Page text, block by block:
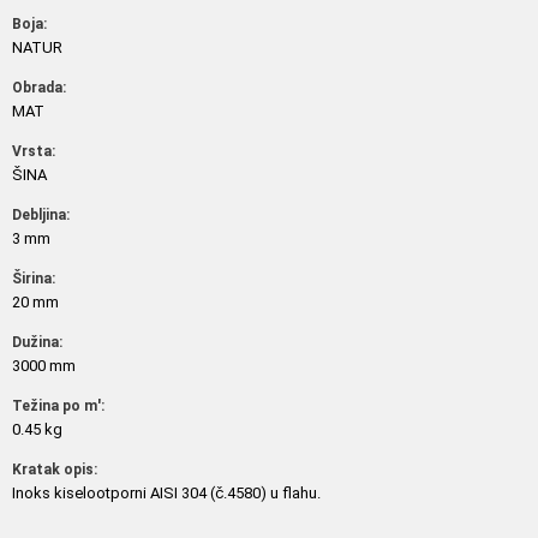
Boja:
NATUR
Obrada:
MAT
Vrsta:
ŠINA
Debljina:
3 mm
Širina:
20 mm
Dužina:
3000 mm
Težina po m':
0.45 kg
Kratak opis:
Inoks kiselootporni AISI 304 (č.4580) u flahu.